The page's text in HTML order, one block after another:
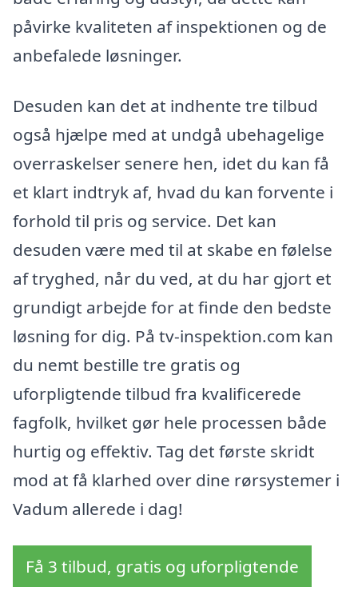
påvirke kvaliteten af inspektionen og de
anbefalede løsninger.
Desuden kan det at indhente tre tilbud
også hjælpe med at undgå ubehagelige
overraskelser senere hen, idet du kan få
et klart indtryk af, hvad du kan forvente i
forhold til pris og service. Det kan
desuden være med til at skabe en følelse
af tryghed, når du ved, at du har gjort et
grundigt arbejde for at finde den bedste
løsning for dig. På tv-inspektion.com kan
du nemt bestille tre gratis og
uforpligtende tilbud fra kvalificerede
fagfolk, hvilket gør hele processen både
hurtig og effektiv. Tag det første skridt
mod at få klarhed over dine rørsystemer i
Vadum allerede i dag!
Få 3 tilbud, gratis og uforpligtende